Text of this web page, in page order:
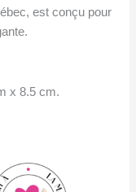
est conçu pour
x 8.5 cm.